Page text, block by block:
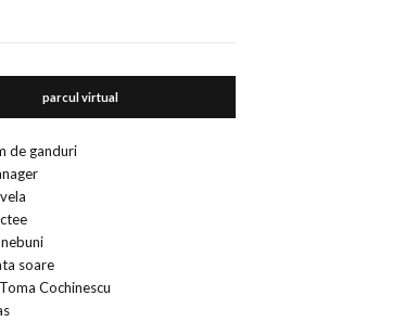
parcul virtual
de ganduri
soare
Cochinescu